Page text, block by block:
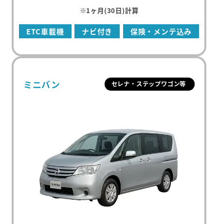
※1ヶ月(30日)計算
ETC車載機 ナビ付き 保険・メンテ込み
ミニバン セレナ・ステップワゴン等